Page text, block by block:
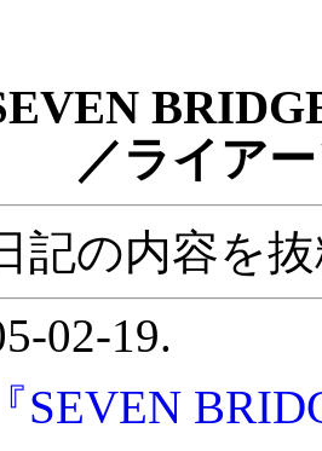
ライアー
記の内容を抜
02-19.
『SEVEN